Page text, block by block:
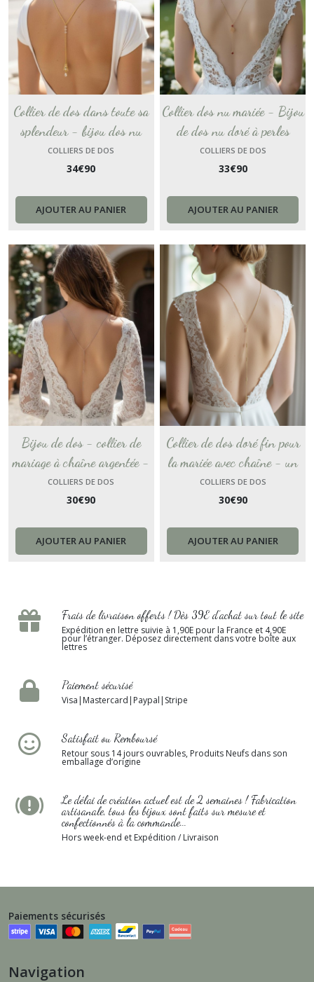
Collier de dos dans toute sa
splendeur - bijou dos nu
marocain pour mariée - un
pendentif serti de plusieurs
de mariage.
COLLIERS DE DOS
34€90
AJOUTER AU PANIER
Collier dos nu mariée - Bijou
de dos nu doré à perles
rouges et mandalas dorées -
pendentif goutte avec
glamour.
COLLIERS DE DOS
33€90
AJOUTER AU PANIER
Bijou de dos - collier de
mariage à chaîne argentée -
bijou dos nu original et
artisanal - collier de mariée
COLLIERS DE DOS
30€90
AJOUTER AU PANIER
Collier de dos doré fin pour
la mariée avec chaîne - un
bijou de dos contemporain
pour un décolleté plongeant -
COLLIERS DE DOS
30€90
AJOUTER AU PANIER
Frais de livraison offerts ! Dès 39E d’achat sur tout le site
Expédition en lettre suivie à 1,90E pour la France et 4,90E
pour l’étranger. Déposez directement dans votre boîte aux
lettres
Paiement sécurisé
Visa|Mastercard|Paypal|Stripe
Satisfait ou Remboursé
Retour sous 14 jours ouvrables, Produits Neufs dans son
emballage d’origine
Le délai de création actuel est de 2 semaines ! Fabrication
artisanale, tous les bijoux sont faits sur mesure et
confectionnés à la commande...
Hors week-end et Expédition / Livraison
Paiements sécurisés
Navigation